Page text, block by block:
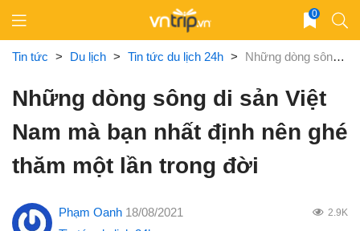
content
0
Tin tức > Du lịch > Tin tức du lịch 24h > Những dòng sông di sản Việt Nam mà bạn nhất định nên ghé thăm một lần trong đời
Những dòng sông di sản Việt
Nam mà bạn nhất định nên ghé
thăm một lần trong đời
Phạm Oanh 18/08/2021 2.9K